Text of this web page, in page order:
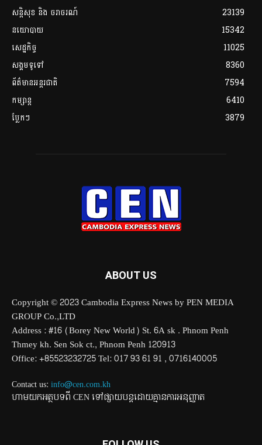
សន្តិសុខ និង ចរាចរណ៍
23139
នយោបាយ
15342
សេដ្ឋកិច្ច
11025
សង្គមទូទៅ
8360
ព័ត៌មានអន្តរជាតិ
7594
កម្សាន្ត
6410
ប្លែកៗ
3879
ABOUT US
Copyright © 2023 Cambodia Express News by PEN MEDIA
GROUP Co.,LTD
Address : #16 (Borey New World) St. 6A sk . Phnom Penh
Thmey kh. Sen Sok ct., Phnom Penh 120913
Office: +85523232725 Tel: 017 93 61 91 , 0716140005
Contact us: info@cen.com.kh
ហាមយកអត្ថបទពី CEN ទៅផ្សាយបន្តដោយគ្មានការអនុញ្ញាត